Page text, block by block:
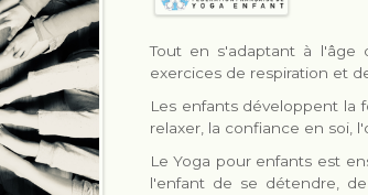
Tout en s'adaptant à l'âge
exercices de respiration et
Les enfants développent la
relaxer, la confiance en soi,
Le Yoga pour enfants est
l'enfant de se détendre,